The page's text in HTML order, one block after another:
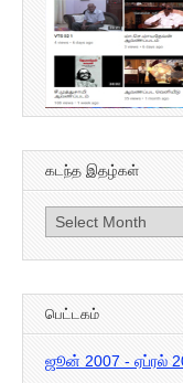
கடந்த இதழ்கள்
கடந்த
இதழ்கள்
பெட்டகம்
ஜூன் 2007 - ஏப்ரல்